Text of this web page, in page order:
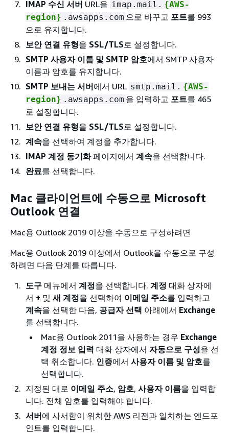
IMAP 수신 서버 URL을 imap.mail. {AWS-
region} .awsapps.com 으로 바꾸고 포트를 993
으로 유지합니다.
보안 연결 유형을 SSL/TLS로 설정합니다.
SMTP 사용자 이름 및 SMTP 암호에서 SMTP 사용자
이름과 암호를 유지합니다.
SMTP 보내는 서버에서 URL smtp.mail. {AWS-
region} .awsapps.com 을 입력하고 포트를 465
로 설정합니다.
보안 연결 유형을 SSL/TLS로 설정합니다.
계속을 선택하여 계정을 추가합니다.
IMAP 계정 동기화페이지에서 계속을 선택합니다.
완료를 선택합니다.
Mac 클라이언트에 수동으로 Microsoft
Outlook 연결
Mac용 Outlook 2019 이상을 수동으로 구성하려면
Mac용 Outlook 2019 이상에서 Outlook을 수동으로 구성
하려면 다음 단계를 따릅니다.
도구 메뉴에서 계정을 선택합니다. 계정 대화 상자에
서 + 및 새 계정을 선택하여 이메일 주소를 입력하고
계속을 선택한 다음, 공급자 선택 아래에서 Exchange
를 선택합니다.
Mac용 Outlook 2011을 사용하는 경우 Exchange
계정 정보 입력 대화 상자에서 자동으로 구성을 선
택 취소합니다. 인증에서 사용자 이름 및 암호를
선택합니다.
지정된 대로 이메일 주소, 암호, 사용자 이름을 입력합
니다. 전체 암호를 입력해야 합니다.
서버에 사서함이 위치한 AWS 리전과 일치하는 엔드포
인트를 입력합니다.